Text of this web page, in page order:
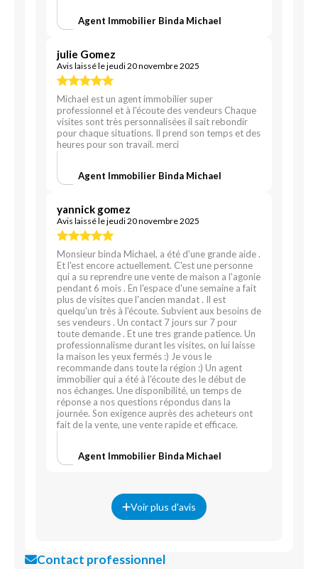
Agent Immobilier Binda Michael
julie Gomez
Avis laissé le jeudi 20 novembre 2025
Michael est un agent immobilier super
professionnel et à l'écoute des vendeurs Chaque
visites sont très personnalisées il sait rebondir
pour chaque situations. Il prend son temps et des
heures pour son travail. merci
Agent Immobilier Binda Michael
yannick gomez
Avis laissé le jeudi 20 novembre 2025
Monsieur binda Michael, a été d'une grande aide .
Et l'est encore actuellement. C'est une personne
qui a su reprendre une vente de maison a l'agonie
pendant 6 mois . En l'espace d'une semaine a fait
plus de visites que l'ancien mandat . Il est
quelqu'un très à l'écoute. Subvient aux besoins de
ses vendeurs . Un contact 7 jours sur 7 pour
toute demande . Et une tres grande patience. Un
professionnalisme durant les visites, on lui laisse
la maison les yeux fermés :) Je vous le
recommande dans toute la région :) Un agent
immobilier qui a été à l'écoute des le début de
nos échanges. Une disponibilité, un temps de
réponse a nos questions répondus dans la
journée. Son exigence auprès des acheteurs ont
fait de la vente, une vente rapide et efficace.
Agent Immobilier Binda Michael
Voir plus d'avis
Contact professionnel